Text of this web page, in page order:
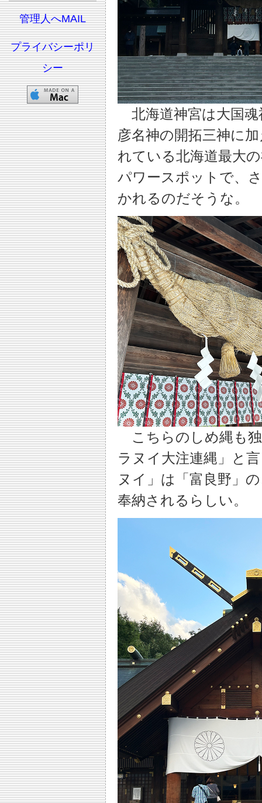
管理人へMAIL
プライバシーポリ
シー
北海道神宮は大国魂
彦名神の開拓三神に
れている北海道最大
パワースポットで、
かれるのだそうな。
こちらのしめ縄も
ラヌイ大注連縄」と
ヌイ」は「富良野」
奉納されるらしい。